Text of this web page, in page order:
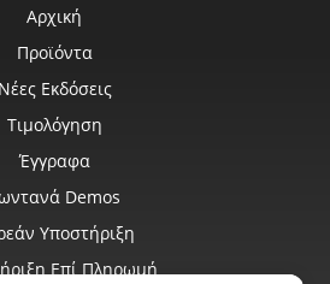
Αρχική
Προϊόντα
Νέες Εκδόσεις
Τιμολόγηση
Έγγραφα
Demos
Υποστήριξη
Επί Πληρωμή